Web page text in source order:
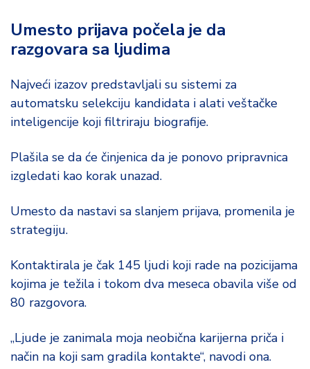
Umesto prijava počela je da
razgovara sa ljudima
Najveći izazov predstavljali su sistemi za
automatsku selekciju kandidata i alati veštačke
inteligencije koji filtriraju biografije.
Plašila se da će činjenica da je ponovo pripravnica
izgledati kao korak unazad.
Umesto da nastavi sa slanjem prijava, promenila je
strategiju.
Kontaktirala je čak 145 ljudi koji rade na pozicijama
kojima je težila i tokom dva meseca obavila više od
80 razgovora.
„Ljude je zanimala moja neobična karijerna priča i
način na koji sam gradila kontakte“, navodi ona.